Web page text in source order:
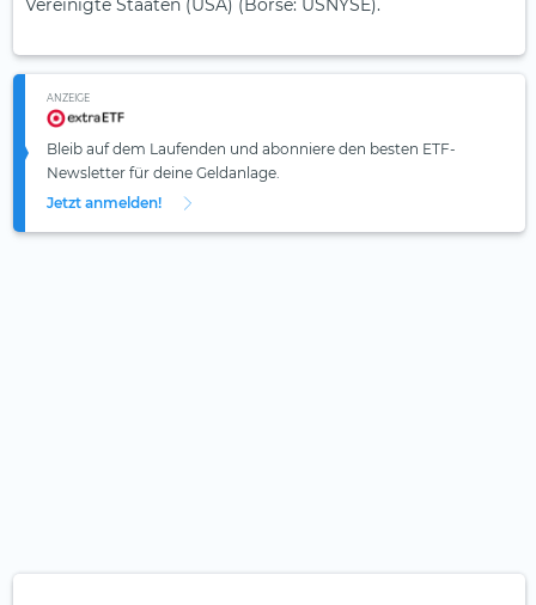
Vereinigte Staaten (USA) (Börse: USNYSE).
ANZEIGE
Bleib auf dem Laufenden und abonniere den besten ETF-
Newsletter für deine Geldanlage.
Jetzt anmelden!